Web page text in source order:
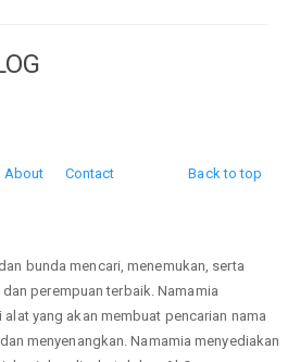
Back to top
About Contact
bunda mencari, menemukan, serta
perempuan terbaik. Namamia
yang akan membuat pencarian nama
menyenangkan. Namamia menyediakan